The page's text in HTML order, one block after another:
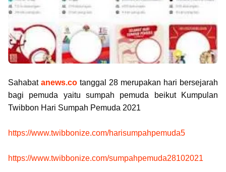
Sahabat anews.co tanggal 28 merupakan hari bersejarah
bagi pemuda yaitu sumpah pemuda beikut Kumpulan
Twibbon Hari Sumpah Pemuda 2021
https://www.twibbonize.com/harisumpahpemuda5
https://www.twibbonize.com/sumpahpemuda28102021